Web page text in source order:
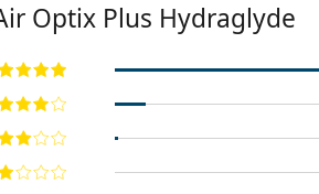
Optix Plus Hydraglyde